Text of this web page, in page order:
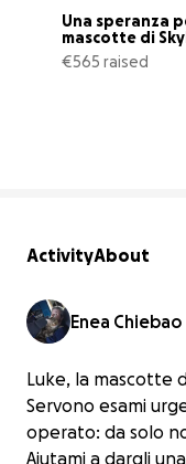
Una speranza
mascotte di
€565 raised
ActivityAbout
Enea Chiebao
Luke, la mascotte
Servono esami
operato: da solo
Aiutami a dargli